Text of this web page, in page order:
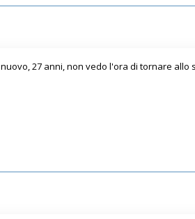
27 anni, non vedo l'ora di tornare allo